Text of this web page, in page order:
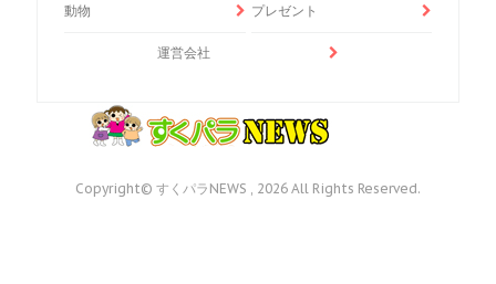
動物 プレゼント
運営会社
Copyright© すくパラNEWS , 2026 All Rights Reserved.